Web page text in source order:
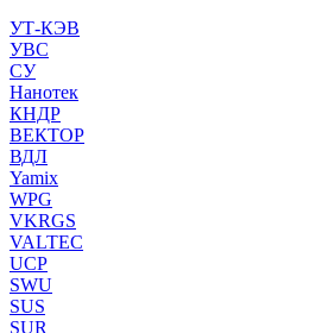
УТ-КЭВ
УВС
СУ
Нанотек
КНДР
ВЕКТОР
ВДЛ
Yamix
WPG
VKRGS
VALTEC
UCP
SWU
SUS
SUR